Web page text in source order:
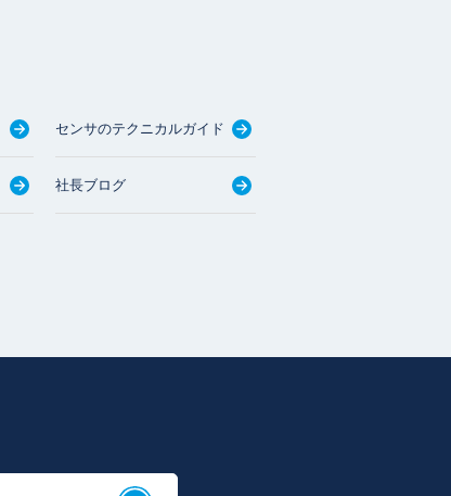
センサのテクニカルガイド
社長ブログ